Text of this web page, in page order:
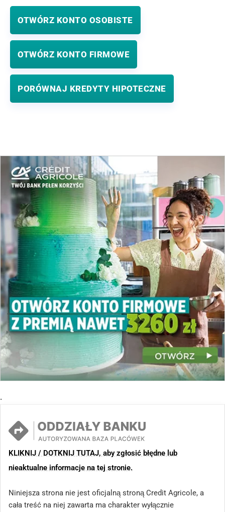
OTWÓRZ KONTO OSOBISTE
OTWÓRZ KONTO FIRMOWE
PORÓWNAJ KREDYTY HIPOTECZNE
.
KLIKNIJ / DOTKNIJ TUTAJ, aby zgłosić błędne lub
nieaktualne informacje na tej stronie.
Niniejsza strona nie jest oficjalną stroną Credit Agricole, a
cała treść na niej zawarta ma charakter wyłącznie